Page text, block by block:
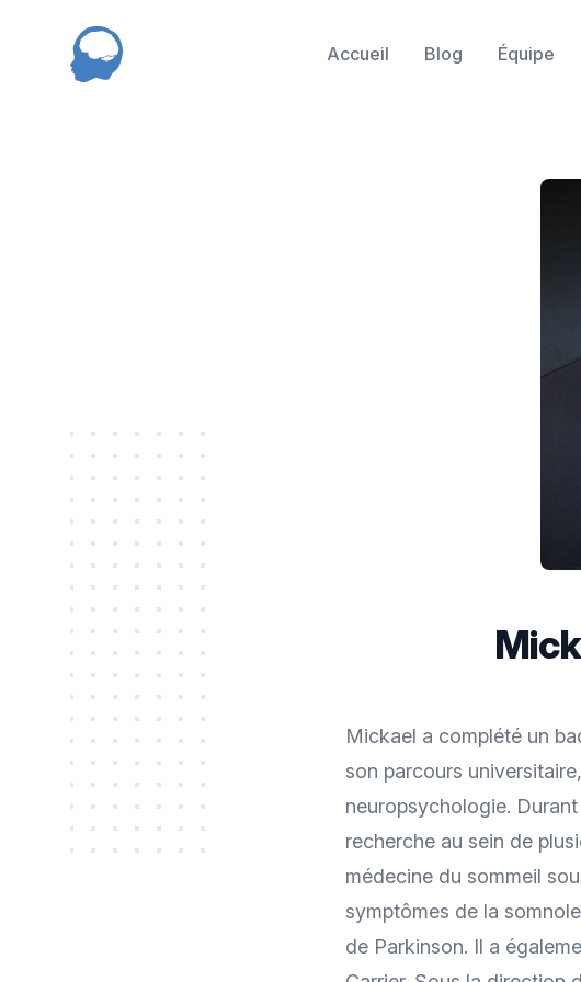
NED
Accueil Blog Équipe
Mickael a complété un
son parcours
neuropsychologie.
recherche au sein de
médecine du sommeil
symptômes de la
de Parkinson. Il a